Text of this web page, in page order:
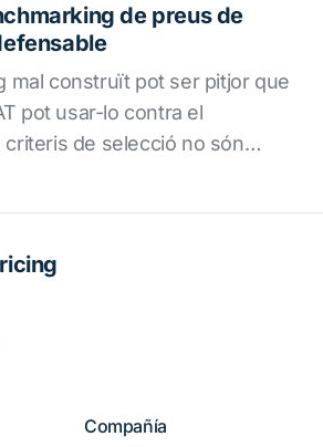
de preus de
mal construït pot ser pitjor que
pot usar-lo contra el
de selecció no són
Compañía